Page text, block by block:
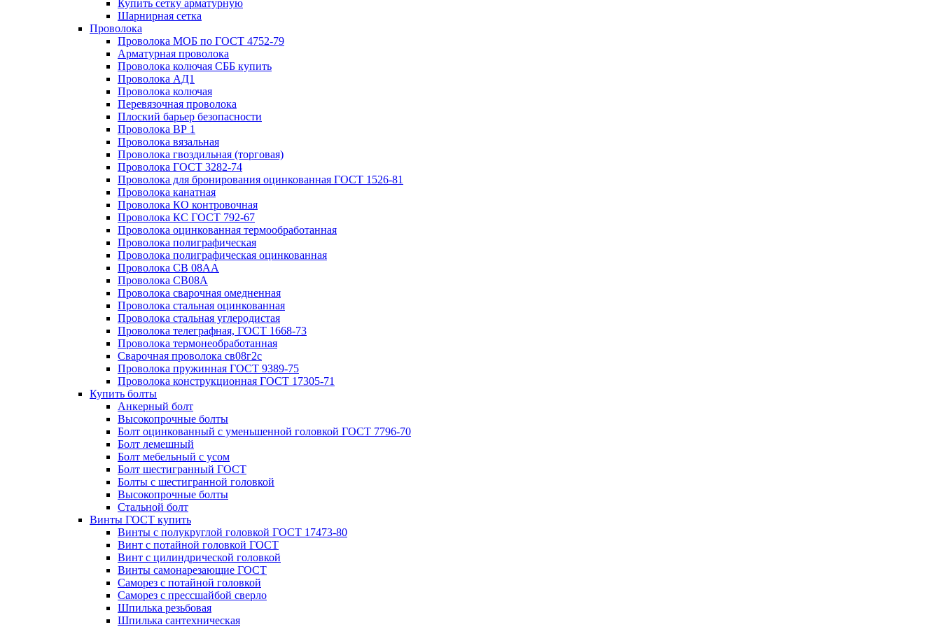
Купить сетку арматурную
Шарнирная сетка
Проволока
Проволока МОБ по ГОСТ 4752-79
Арматурная проволока
Проволока колючая СББ купить
Проволока АД1
Проволока колючая
Перевязочная проволока
Плоский барьер безопасности
Проволока ВР 1
Проволока вязальная
Проволока гвоздильная (торговая)
Проволока ГОСТ 3282-74
Проволока для бронирования оцинкованная ГОСТ 1526-81
Проволока канатная
Проволока КО контровочная
Проволока КС ГОСТ 792-67
Проволока оцинкованная термообработанная
Проволока полиграфическая
Проволока полиграфическая оцинкованная
Проволока СВ 08АА
Проволока СВ08А
Проволока сварочная омедненная
Проволока стальная оцинкованная
Проволока стальная углеродистая
Проволока телеграфная, ГОСТ 1668-73
Проволока термонеобработанная
Сварочная проволока св08г2с
Проволока пружинная ГОСТ 9389-75
Проволока конструкционная ГОСТ 17305-71
Купить болты
Анкерный болт
Высокопрочные болты
Болт оцинкованный с уменьшенной головкой ГОСТ 7796-70
Болт лемешный
Болт мебельный с усом
Болт шестигранный ГОСТ
Болты с шестигранной головкой
Высокопрочные болты
Стальной болт
Винты ГОСТ купить
Винты с полукруглой головкой ГОСТ 17473-80
Винт с потайной головкой ГОСТ
Винт с цилиндрической головкой
Винты самонарезающие ГОСТ
Саморез с потайной головкой
Саморез с прессшайбой сверло
Шпилька резьбовая
Шпилька сантехническая